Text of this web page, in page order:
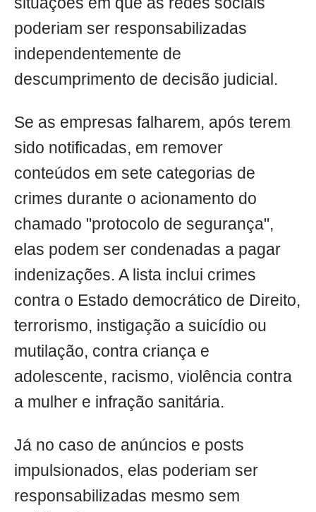
poderiam ser responsabilizadas
independentemente de
descumprimento de decisão judicial.
Se as empresas falharem, após terem
sido notificadas, em remover
conteúdos em sete categorias de
crimes durante o acionamento do
chamado "protocolo de segurança",
elas podem ser condenadas a pagar
indenizações. A lista inclui crimes
contra o Estado democrático de Direito,
terrorismo, instigação a suicídio ou
mutilação, contra criança e
adolescente, racismo, violência contra
a mulher e infração sanitária.
Já no caso de anúncios e posts
impulsionados, elas poderiam ser
responsabilizadas mesmo sem